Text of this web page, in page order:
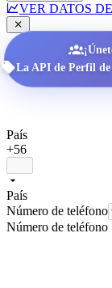
VER DATOS
La API de Perfil
País
+56
País
Número de teléfono
Número de teléfono